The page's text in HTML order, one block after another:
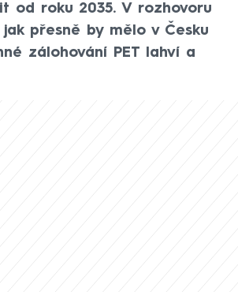
od roku 2035. V rozhovoru
přesně by mělo v Česku
zálohování PET lahví a